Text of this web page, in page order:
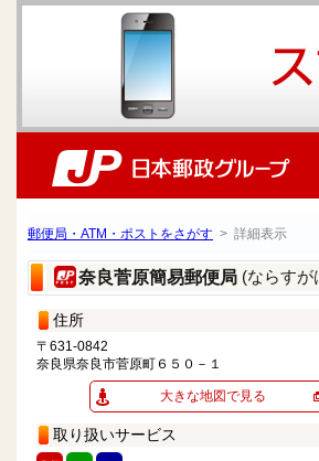
郵便局・ATM・ポストをさがす > 詳細表示
奈良菅原簡易郵便局 (ならすが
住所
〒631-0842
奈良県奈良市菅原町６５０－１
大きな地図で見る
取り扱いサービス